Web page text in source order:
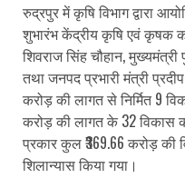
रुद्रपुर में कृषि विभाग द्वारा
शुभारंभ केंद्रीय कृषि एवं कृषक
शिवराज सिंह चौहान,
तथा जनपद प्रभारी मंत्री
करोड़ की लागत से निर्मित 9
करोड़ की लागत के 32 विकास
प्रकार कुल ₹369.66 करोड़ की
शिलान्यास किया गया।